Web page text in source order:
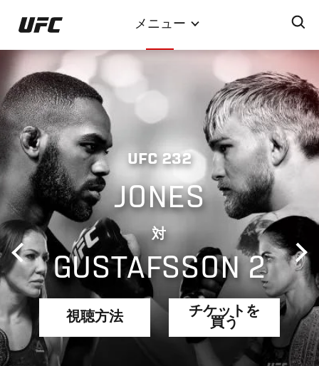
イ
ン
ン
テ
ン
ツ
動
メニュー
UFC 232
JONES
対
GUSTAFSSON 2
視聴方法
チケットを
買う